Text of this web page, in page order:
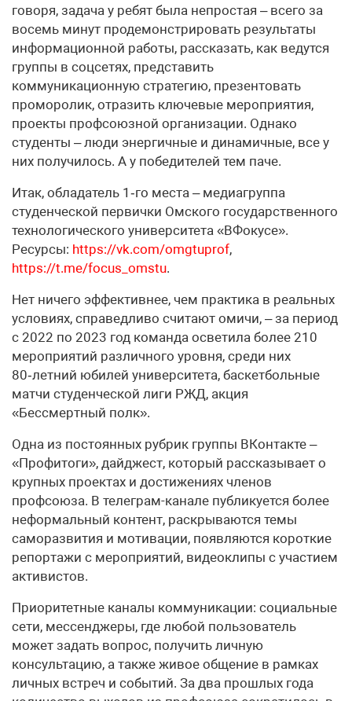
говоря, задача у ребят была непростая – всего за
восемь минут продемонстрировать результаты
информационной работы, рассказать, как ведутся
группы в соцсетях, представить
коммуникационную стратегию, презентовать
проморолик, отразить ключевые мероприятия,
проекты профсоюзной организации. Однако
студенты – люди энергичные и динамичные, все у
них получилось. А у победителей тем паче.
Итак, обладатель 1‑го места – медиагруппа
студенческой первички Омского государственного
технологического университета «ВФокусе».
Ресурсы: https://vk.com/omgtuprof,
https://t.me/focus_omstu.
Нет ничего эффективнее, чем практика в реальных
условиях, справедливо считают омичи, – за период
с 2022 по 2023 год команда осветила более 210
мероприятий различного уровня, среди них
80‑летний юбилей университета, баскетбольные
матчи студенческой лиги РЖД, акция
«Бессмертный полк».
Одна из постоянных рубрик группы ВКонтакте –
«Профитоги», дайджест, который рассказывает о
крупных проектах и достижениях членов
профсоюза. В телеграм-канале публикуется более
неформальный контент, раскрываются темы
саморазвития и мотивации, появляются короткие
репортажи с мероприятий, видеоклипы с участием
активистов.
Приоритетные каналы коммуникации: социальные
сети, мессенджеры, где любой пользователь
может задать вопрос, получить личную
консультацию, а также живое общение в рамках
личных встреч и событий. За два прошлых года